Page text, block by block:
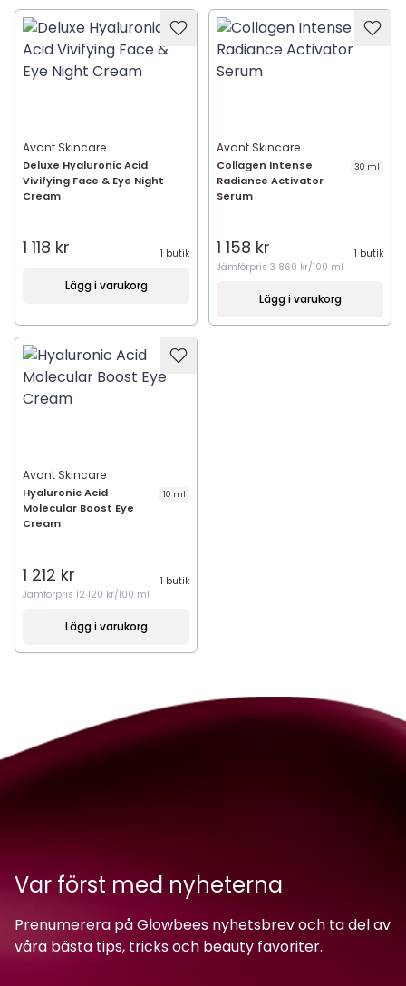
Avant Skincare
Deluxe Hyaluronic Acid
Vivifying Face & Eye Night
Cream
1 118 kr 1 butik
Lägg i varukorg
Avant Skincare
Collagen Intense
Radiance Activator
Serum
30 ml
1 158 kr
1 butik
Jämförpris 3 860 kr/100 ml
Lägg i varukorg
Avant Skincare
Hyaluronic Acid
Molecular Boost Eye
Cream
10 ml
1 212 kr
1 butik
Jämförpris 12 120 kr/100 ml
Lägg i varukorg
Var först med nyheterna
Prenumerera på Glowbees nyhetsbrev och ta del av
våra bästa tips, tricks och beauty favoriter.